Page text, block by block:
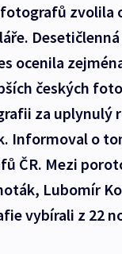
zvolila
ocenila
českých
za uplynulý
Informoval o
ČR. Mezi
Lubomír
vybírali z 22